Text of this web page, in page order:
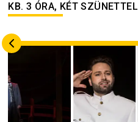
KB. 3 ÓRA, KÉT SZÜNETTEL